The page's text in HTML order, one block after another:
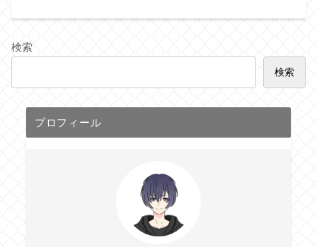
検索
検索
プロフィール